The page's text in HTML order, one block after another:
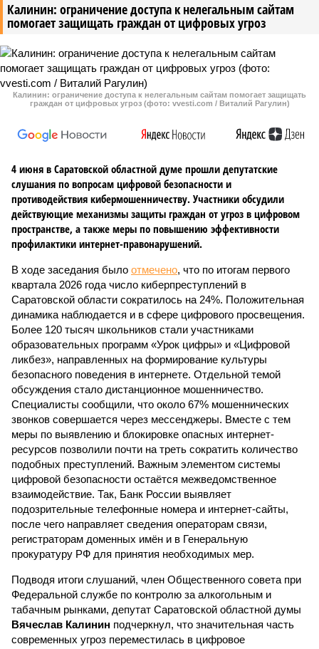
Калинин: ограничение доступа к нелегальным сайтам
помогает защищать граждан от цифровых угроз
Калинин: ограничение доступа к нелегальным сайтам помогает защищать
граждан от цифровых угроз (фото: vvesti.com / Виталий Рагулин)
4 июня в Саратовской областной думе прошли депутатские
слушания по вопросам цифровой безопасности и
противодействия кибермошенничеству. Участники обсудили
действующие механизмы защиты граждан от угроз в цифровом
пространстве, а также меры по повышению эффективности
профилактики интернет-правонарушений.
В ходе заседания было отмечено, что по итогам первого
квартала 2026 года число киберпреступлений в
Саратовской области сократилось на 24%. Положительная
динамика наблюдается и в сфере цифрового просвещения.
Более 120 тысяч школьников стали участниками
образовательных программ «Урок цифры» и «Цифровой
ликбез», направленных на формирование культуры
безопасного поведения в интернете. Отдельной темой
обсуждения стало дистанционное мошенничество.
Специалисты сообщили, что около 67% мошеннических
звонков совершается через мессенджеры. Вместе с тем
меры по выявлению и блокировке опасных интернет-
ресурсов позволили почти на треть сократить количество
подобных преступлений. Важным элементом системы
цифровой безопасности остаётся межведомственное
взаимодействие. Так, Банк России выявляет
подозрительные телефонные номера и интернет-сайты,
после чего направляет сведения операторам связи,
регистраторам доменных имён и в Генеральную
прокуратуру РФ для принятия необходимых мер.
Подводя итоги слушаний, член Общественного совета при
Федеральной службе по контролю за алкогольным и
табачным рынками, депутат Саратовской областной думы
Вячеслав Калинин подчеркнул, что значительная часть
современных угроз переместилась в цифровое